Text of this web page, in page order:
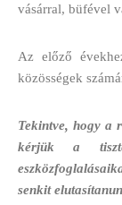
vásárral, büfével
Az előző
közösségek
Tekintve, hogy a
kérjük a
senkit